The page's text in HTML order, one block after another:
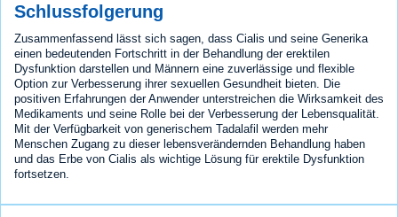
Schlussfolgerung
Zusammenfassend lässt sich sagen, dass Cialis und seine Generika
einen bedeutenden Fortschritt in der Behandlung der erektilen
Dysfunktion darstellen und Männern eine zuverlässige und flexible
Option zur Verbesserung ihrer sexuellen Gesundheit bieten. Die
positiven Erfahrungen der Anwender unterstreichen die Wirksamkeit des
Medikaments und seine Rolle bei der Verbesserung der Lebensqualität.
Mit der Verfügbarkeit von generischem Tadalafil werden mehr
Menschen Zugang zu dieser lebensverändernden Behandlung haben
und das Erbe von Cialis als wichtige Lösung für erektile Dysfunktion
fortsetzen.